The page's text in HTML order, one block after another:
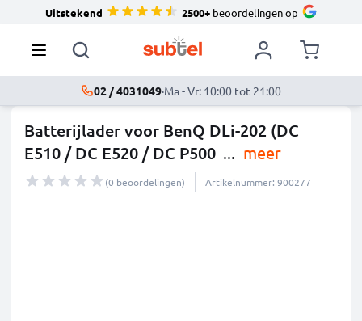
Uitstekend 2500+beoordelingen op
02 / 4031049·Ma - Vr: 10:00 tot 21:00
Batterijlader voor BenQ DLi-202 (DC
E510 / DC E520 / DC P500 ... meer
(0 beoordelingen) Artikelnummer: 900277